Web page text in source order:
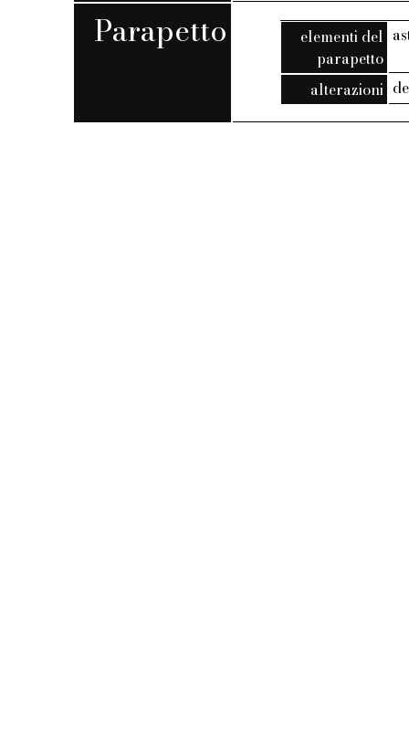
Parapetto
elementi del
parapetto
alterazioni